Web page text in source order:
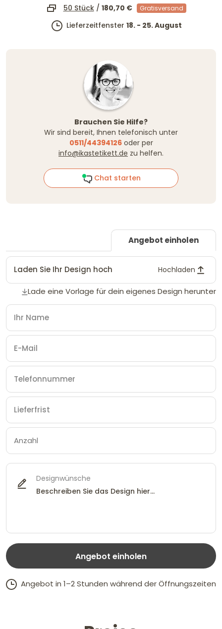
50 Stück/ 180,70 € Gratisversand
Lieferzeitfenster 18. - 25. August
Brauchen Sie Hilfe?
Wir sind bereit, Ihnen telefonisch unter
0511/44394126oder per
info@ikastetikett.de zu helfen.
Chat starten
Angebot einholen
Laden Sie Ihr Design hoch Hochladen
Lade eine Vorlage für dein eigenes Design herunter
Designwünsche
Angebot einholen
Angebot in 1–2 Stunden während der Öffnungszeiten